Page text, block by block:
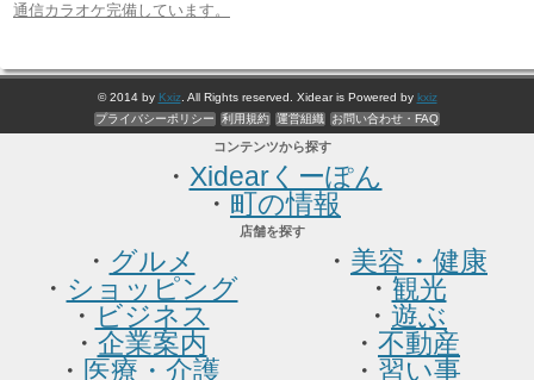
通信カラオケ完備しています。
© 2014 by Kxiz. All Rights reserved. Xidear is Powered by kxiz
プライバシーポリシー
利用規約 運営組織 お問い合わせ・FAQ
コンテンツから探す
・ Xidearくーぽん
・ 町の情報
店舗を探す
・ グルメ
・ ショッピング
・ ビジネス
・ 企業案内
・ 医療・介護
・ 美容・健康
・ 観光
・ 遊ぶ
・ 不動産
・ 習い事